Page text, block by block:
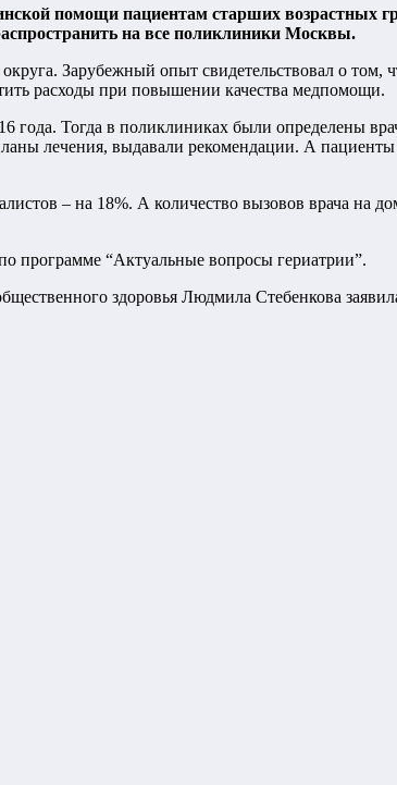
помощи пациентам старших возрастных
на все поликлиники Москвы.
Зарубежный опыт свидетельствовал о том,
расходы при повышении качества медпомощи.
года. Тогда в поликлиниках были определены
лечения, выдавали рекомендации. А пациенты
– на 18%. А количество вызовов врача на
программе “Актуальные вопросы гериатрии”.
здоровья Людмила Стебенкова